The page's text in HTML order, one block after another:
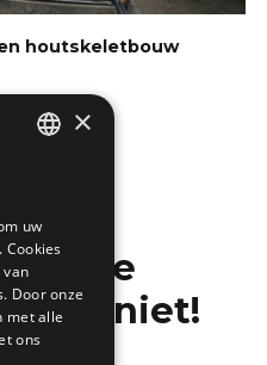
houtskeletbouw
niet!
×
uw
Door onze
met alle
ons